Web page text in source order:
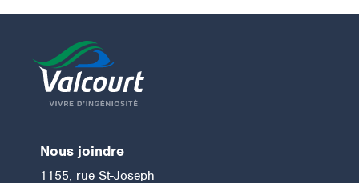
Nous joindre
1155, rue St-Joseph